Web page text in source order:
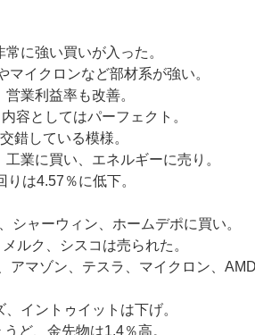
に強い買いが入った。
イクロンなど部材系が強い。
業利益率も改善。
容としてはパーフェクト。
錯している模様。
業に買い、エネルギーに売り。
は4.57％に低下。
シャーウィン、ホームデポに買い。
ルク、シスコは売られた。
アマゾン、テスラ、マイクロン、
イントゥイットは下げ。
ど、金先物は1.4％高。